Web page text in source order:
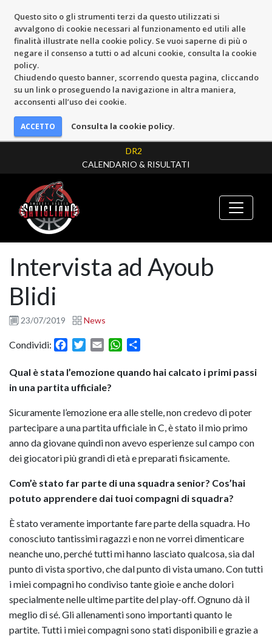
Questo sito o gli strumenti terzi da questo utilizzati si
avvalgono di cookie necessari al funzionamento ed utili alle
finalità illustrate nella cookie policy. Se vuoi saperne di più o
negare il consenso a tutti o ad alcuni cookie, consulta la cookie
policy.
Chiudendo questo banner, scorrendo questa pagina, cliccando
su un link o proseguendo la navigazione in altra maniera,
acconsenti all’uso dei cookie.
Consulta la cookie policy.
DR2
CALENDARIO & RISULTATI
Intervista ad Ayoub
Blidi
23/07/2019 News
Condividi: FacebookTwitter
Email WhatsApp
Qual è stata l’emozione quando hai calcato i primi passi
in una partita ufficiale?
Sicuramente l’emozione era alle stelle, non credevo di poter
partecipare a una partita ufficiale in C, è stato il mio primo
anno da giovane quindi non avevo esperienze sul campo con
dei giocatori più grandi di età e preparati fisicamente.
Com’è stato far parte di una squadra senior? Cos’hai
potuto apprendere dai tuoi compagni di squadra?
È stato veramente importante fare parte della squadra. Ho
conosciuto tantissimi ragazzi e non ne vorrei dimenticare
neanche uno, perché tutti mi hanno lasciato qualcosa, sia dal
punto di vista sportivo, che dal punto di vista umano. Con tutti
i miei compagni ho condiviso tante gioie e anche dolori
specialmente nelle ultime partite del play-off. Ognuno dà il
meglio di sé. Gli allenamenti sono importanti quanto le
partite. Tutti i miei compagni sono stati disponibili e grazie a